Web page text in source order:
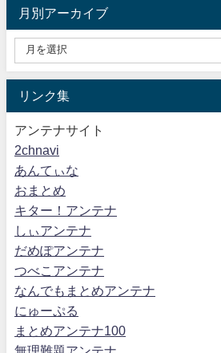
月別アーカイブ
リンク集
アンテナサイト
2chnavi
あんてぃな
おまとめ
キター！アンテナ
しぃアンテナ
だめぽアンテナ
つべこアンテナ
なんでもまとめアンテナ
にゅーぷる
まとめアンテナ100
無理難題アンテナ